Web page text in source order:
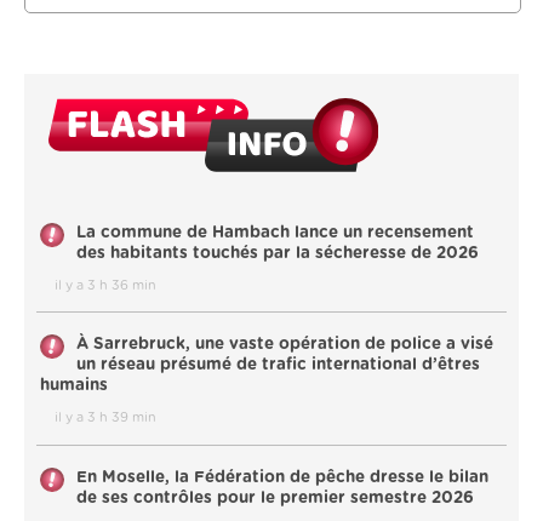
La commune de Hambach lance un recensement
des habitants touchés par la sécheresse de 2026
il y a 3 h 36 min
À Sarrebruck, une vaste opération de police a visé
un réseau présumé de trafic international d’êtres
humains
il y a 3 h 39 min
En Moselle, la Fédération de pêche dresse le bilan
de ses contrôles pour le premier semestre 2026